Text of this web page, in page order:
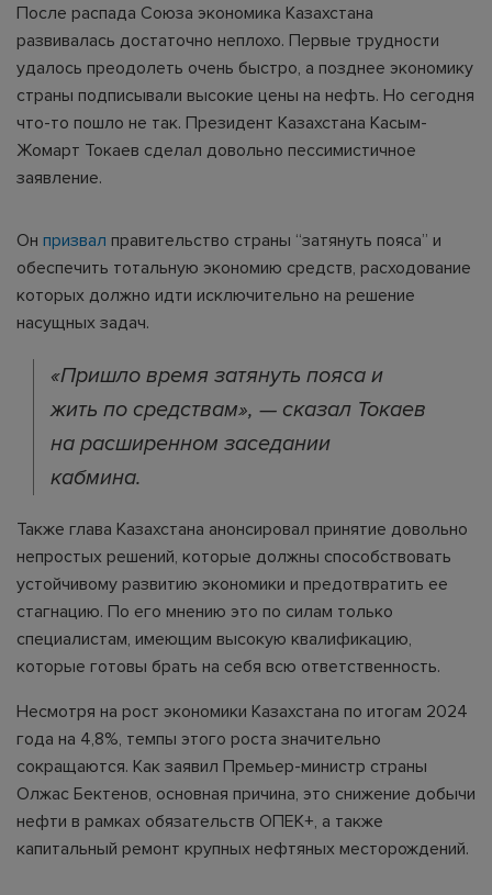
После распада Союза экономика Казахстана
развивалась достаточно неплохо. Первые трудности
удалось преодолеть очень быстро, а позднее экономику
страны подписывали высокие цены на нефть. Но сегодня
что-то пошло не так. Президент Казахстана Касым-
Жомарт Токаев сделал довольно пессимистичное
заявление.
Он призвал правительство страны “затянуть пояса” и
обеспечить тотальную экономию средств, расходование
которых должно идти исключительно на решение
насущных задач.
«Пришло время затянуть пояса и
жить по средствам», — сказал Токаев
на расширенном заседании
кабмина.
Также глава Казахстана анонсировал принятие довольно
непростых решений, которые должны способствовать
устойчивому развитию экономики и предотвратить ее
стагнацию. По его мнению это по силам только
специалистам, имеющим высокую квалификацию,
которые готовы брать на себя всю ответственность.
Несмотря на рост экономики Казахстана по итогам 2024
года на 4,8%, темпы этого роста значительно
сокращаются. Как заявил Премьер-министр страны
Олжас Бектенов, основная причина, это снижение добычи
нефти в рамках обязательств ОПЕК+, а также
капитальный ремонт крупных нефтяных месторождений.